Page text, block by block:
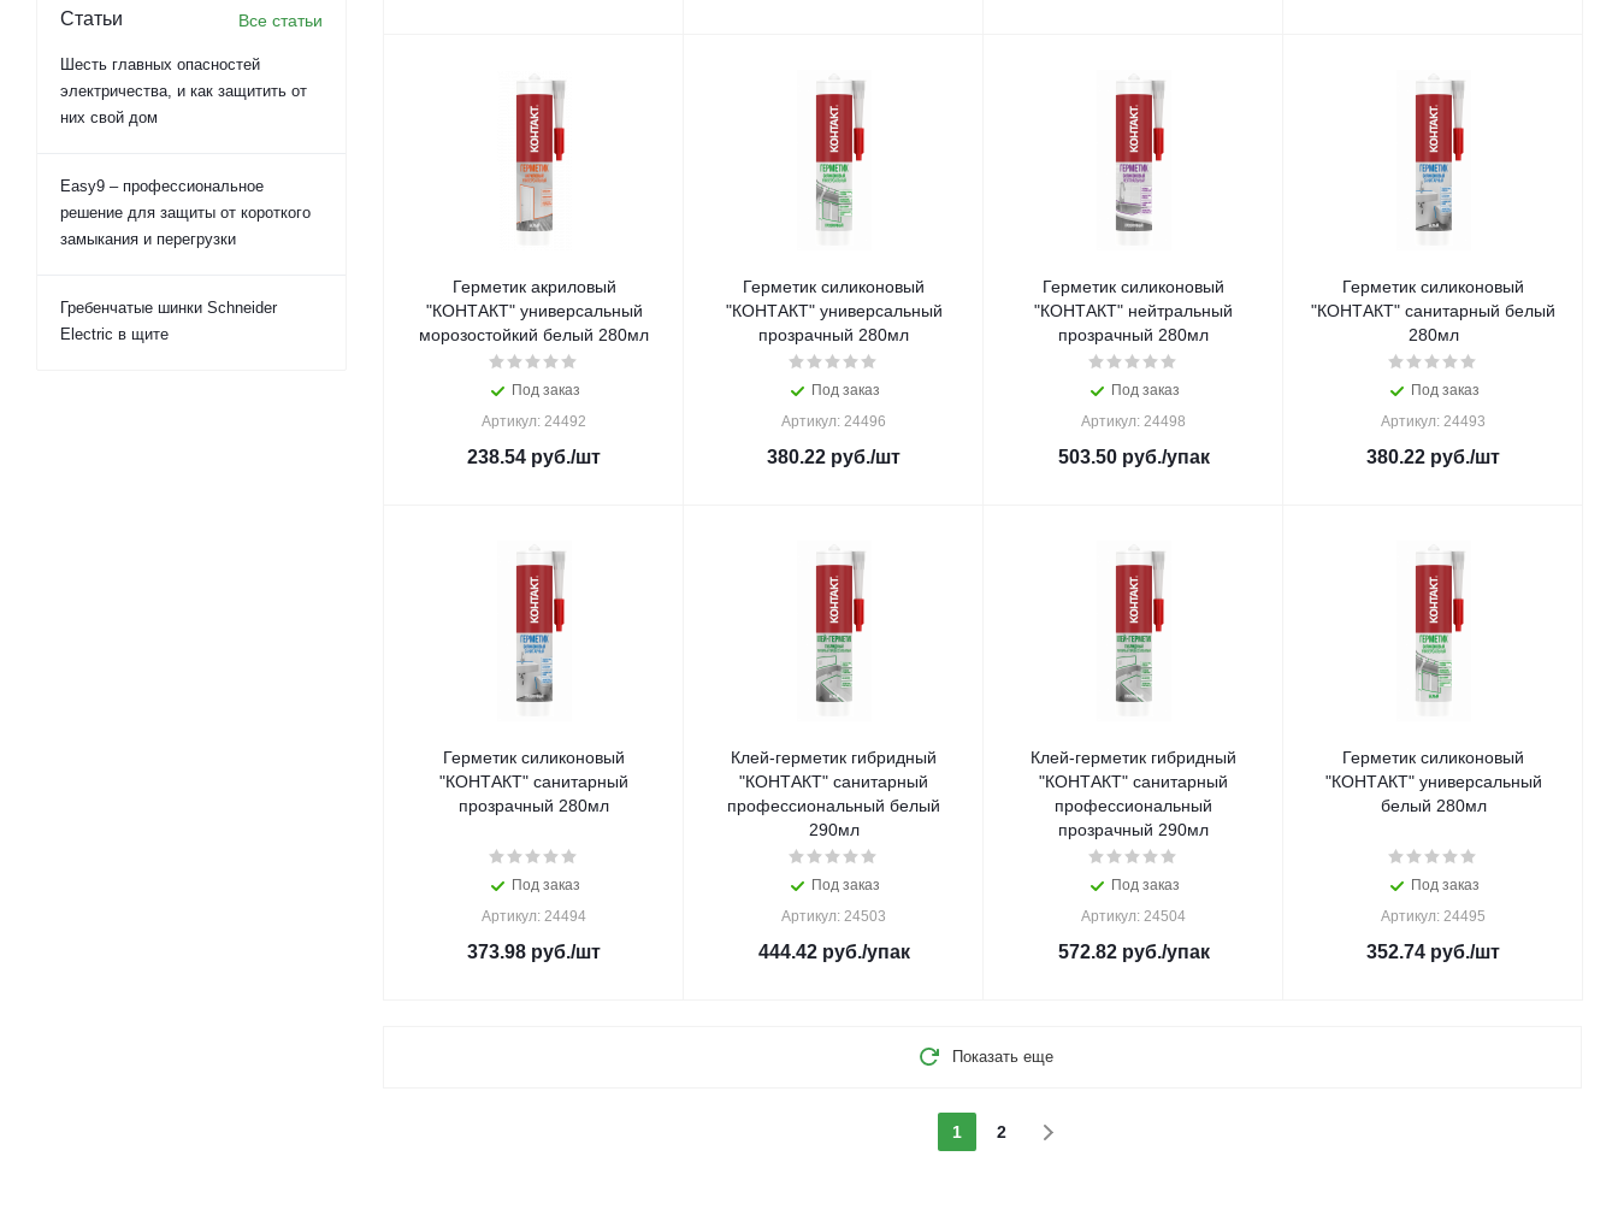
Герметик акриловый
"КОНТАКТ" универсальный
морозостойкий белый 280мл
Под заказ
Артикул: 24492
238.54 руб./шт
Герметик силиконовый
"КОНТАКТ" универсальный
прозрачный 280мл
Под заказ
Артикул: 24496
380.22 руб./шт
Герметик силиконовый
"КОНТАКТ" нейтральный
прозрачный 280мл
Под заказ
Артикул: 24498
503.50руб./упак
Герметик силиконовый
"КОНТАКТ" санитарный белый
280мл
Под заказ
Артикул: 24493
380.22 руб./шт
Герметик силиконовый
"КОНТАКТ" санитарный
прозрачный 280мл
Под заказ
Артикул: 24494
373.98 руб./шт
Клей-герметик гибридный
"КОНТАКТ" санитарный
профессиональный белый
290мл
Под заказ
Артикул: 24503
444.42руб./упак
Клей-герметик гибридный
"КОНТАКТ" санитарный
профессиональный
прозрачный 290мл
Под заказ
Артикул: 24504
572.82руб./упак
Герметик силиконовый
"КОНТАКТ" универсальный
белый 280мл
Под заказ
Артикул: 24495
352.74 руб./шт
Показать еще
1 2
Статьи Все статьи
Шесть главных опасностей
электричества, и как защитить от
них свой дом
Easy9 – профессиональное
решение для защиты от короткого
замыкания и перегрузки
Гребенчатые шинки Schneider
Electric в щите